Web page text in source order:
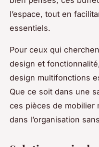
l’espace, tout en
essentiels.
Pour ceux qui
design et
design multifonctions
Que ce soit dans une
ces pièces de mobilier
dans l’organisation